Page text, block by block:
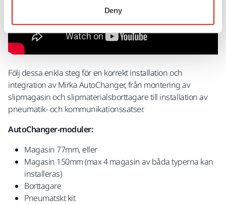
Deny
Följ dessa enkla steg för en korrekt installation och
integration av Mirka AutoChanger, från montering av
slipmagasin och slipmaterialsborttagare till installation av
pneumatik- och kommunikationssatser.
AutoChanger-moduler:
Magasin 77mm, eller
Magasin 150mm (max 4 magasin av båda typerna kan
installeras)
Borttagare
Pneumatskt kit